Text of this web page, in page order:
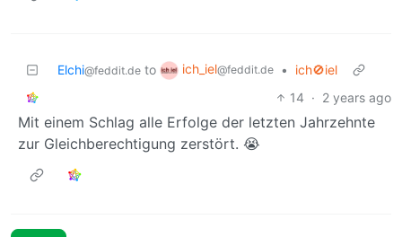
Elchi@feddit.de to ich_iel@feddit.de •
ich🚫iel
14 · 2 years ago
Mit einem Schlag alle Erfolge der letzten Jahrzehnte
zur Gleichberechtigung zerstört. 😭